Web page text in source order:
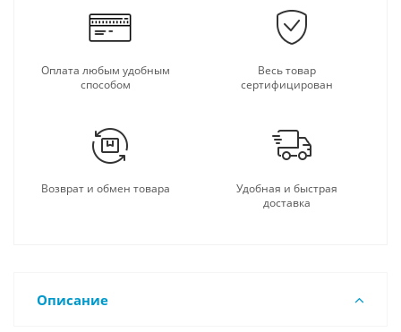
Оплата любым удобным
способом
Весь товар
сертифицирован
Возврат и обмен товара
Удобная и быстрая
доставка
Описание